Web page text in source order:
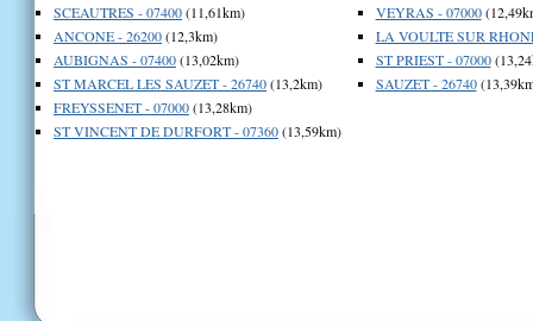
SCEAUTRES - 07400(11,61km)
ANCONE - 26200(12,3km)
AUBIGNAS - 07400(13,02km)
ST MARCEL LES SAUZET - 26740(13,2km)
FREYSSENET - 07000(13,28km)
ST VINCENT DE DURFORT - 07360(13,59km)
VEYRAS - 07000
LA VOULTE SUR
ST PRIEST - 07000
SAUZET - 26740